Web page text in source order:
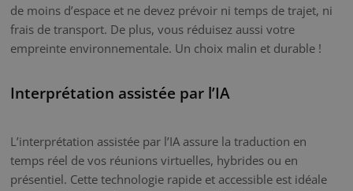
de moins d’espace et ne devez prévoir ni temps de trajet, ni
frais de transport. De plus, vous réduisez aussi votre
empreinte environnementale. Un choix malin et durable !
Interprétation assistée par l’IA
L’interprétation assistée par l’IA assure la traduction en
temps réel de vos réunions virtuelles, hybrides ou en
présentiel. Cette technologie rapide et accessible est idéale